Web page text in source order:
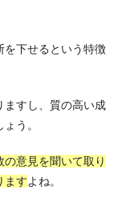
を下せるという特徴
ますし、質の高い成
う。
意見を聞いて取り
ますよね。